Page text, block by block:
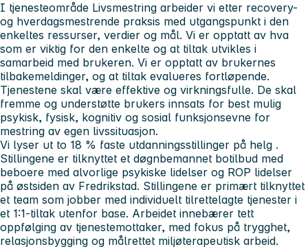
I tjenesteområde Livsmestring arbeider vi etter recovery-
og hverdagsmestrende praksis med utgangspunkt i den
enkeltes ressurser, verdier og mål. Vi er opptatt av hva
som er viktig for den enkelte og at tiltak utvikles i
samarbeid med brukeren. Vi er opptatt av brukernes
tilbakemeldinger, og at tiltak evalueres fortløpende.
Tjenestene skal være effektive og virkningsfulle. De skal
fremme og understøtte brukers innsats for best mulig
psykisk, fysisk, kognitiv og sosial funksjonsevne for
mestring av egen livssituasjon.
Vi lyser ut to 18 % faste utdanningsstillinger på helg .
Stillingene er tilknyttet et døgnbemannet botilbud med
beboere med alvorlige psykiske lidelser og ROP lidelser
på østsiden av Fredrikstad. Stillingene er primært tilknyttet
et team som jobber med individuelt tilrettelagte tjenester i
et 1:1-tiltak utenfor base. Arbeidet innebærer tett
oppfølging av tjenestemottaker, med fokus på trygghet,
relasjonsbygging og målrettet miljøterapeutisk arbeid.